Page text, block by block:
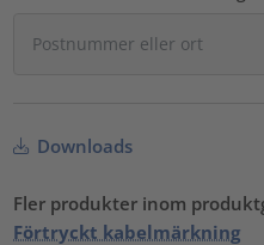
Downloads
Fler produkter inom
Förtryckt kabelmärkning